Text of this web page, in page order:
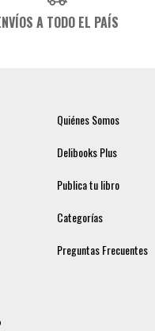
A TODO EL PAÍS
Quiénes Somos
Delibooks Plus
Publica tu libro
Categorías
Preguntas Frecuentes